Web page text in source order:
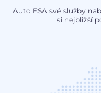
Auto ESA své služby
si nejbližší